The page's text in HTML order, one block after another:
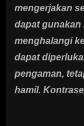
mengerjakan
dapat
menghalangi
dapat
pengaman,
hamil.